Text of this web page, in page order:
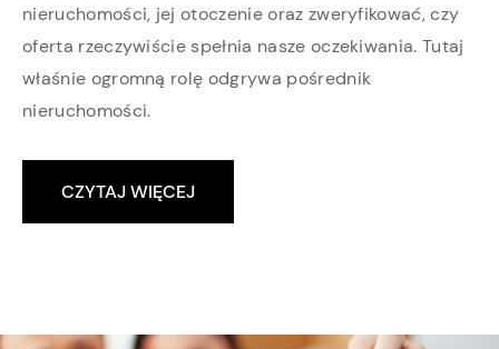
nieruchomości, jej otoczenie oraz zweryfikować, czy
oferta rzeczywiście spełnia nasze oczekiwania. Tutaj
właśnie ogromną rolę odgrywa pośrednik
nieruchomości.
CZYTAJ WIĘCEJ